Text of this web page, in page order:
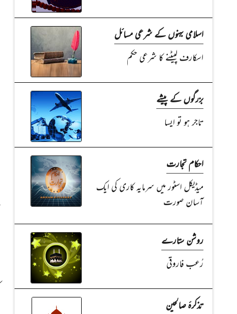
اسلامی بہنوں کے شرعی مسائل
اسکارف لپیٹنے کا شرعی حکم
بزرگوں کے پیشے
تاجر ہو تو ایسا
احکام تجارت
میڈیکل اسٹور میں سرمایہ کاری کی ایک
آسان صورت
روشن ستارے
رُعب فاروقی
تذکرۂ صالحین